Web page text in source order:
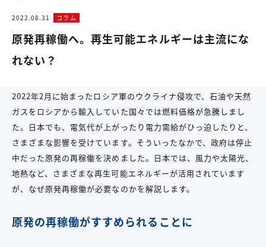
2022.08.31 コラム
原発再稼働へ。再生可能エネルギーは主流にな
れない？
2022年2月に始まったロシア軍のウクライナ侵攻で、石油や天然
ガスをロシアから輸入していた国々では燃料価格が急騰しまし
た。日本でも、電気代が上がったり電力需給がひっ迫したりと、
さまざまな影響を受けています。そういったなかで、政府は停止
中だった原発の再稼働を決めました。日本では、風力や太陽光、
地熱など、さまざまな再生可能エネルギーが活用されています
が、なぜ原発再稼働が必要なのかを解説します。
原発の再稼働がすすめられることに